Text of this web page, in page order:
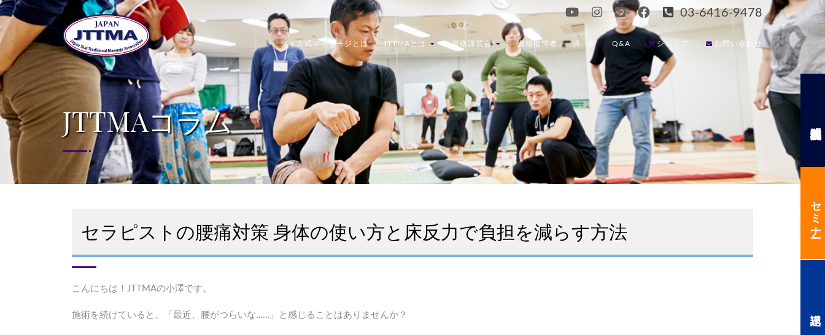
03-6416-9478
タイ古式マッサージとは JTTMAとは 資格講習会 資格取得者 講 師 Q&A ショップ お問い合わせ
JTTMAコラム
セラピストの腰痛対策 身体の使い方と床反力で負担を減らす方法
こんにちは！JTTMAの小澤です。
施術を続けていると、「最近、腰がつらいな……」と感じることはありませんか？
セミナー